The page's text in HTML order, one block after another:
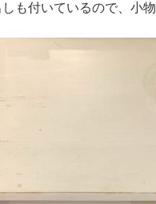
しも付いているので、小